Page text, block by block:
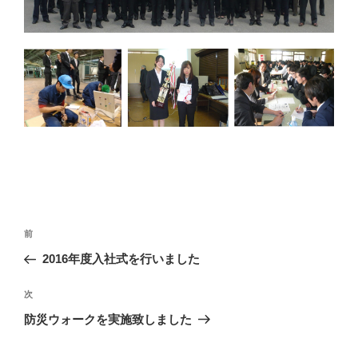
ナ
ビ
ゲ
ー
前
の
稿
前
2016年度入社式を行いました
次
の
次
防災ウォークを実施致しました